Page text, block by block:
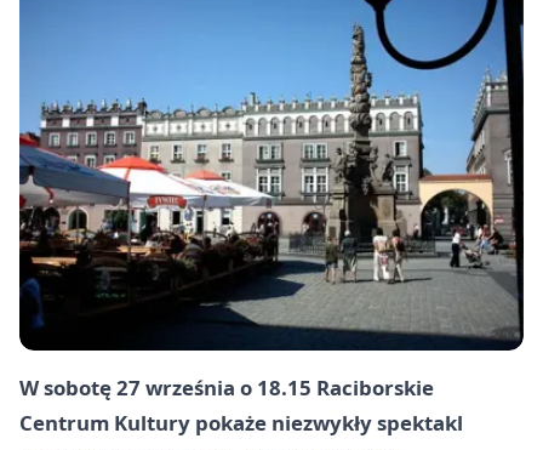
W sobotę 27 września o 18.15 Raciborskie
Centrum Kultury pokaże niezwykły spektakl